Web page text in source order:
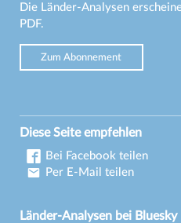
Die Länder-Analysen
PDF.
Zum Abonnement
Diese Seite empfehlen
Bei Facebook teilen
Per E-Mail teilen
Länder-Analysen bei Bluesky